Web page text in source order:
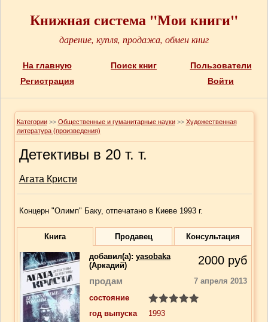
Книжная система "Мои книги"
дарение, купля, продажа, обмен книг
На главную Поиск книг
Пользователи
Регистрация
Войти
Категории >> Общественные и гуманитарные науки >> Художественная
литература (произведения)
Детективы в 20 т. т.
Агата Кристи
Концерн "Олимп" Баку, отпечатано в Киеве 1993 г.
Книга Продавец Консультация
добавил(a): yasobaka
(Аркадий)
2000 руб
продам
7 апреля 2013
состояние
год выпуска
1993